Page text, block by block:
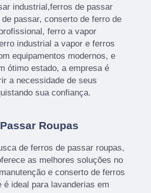
industrial,ferros de passar
passar, conserto de ferro de
ferro a vapor
industrial a vapor e ferros
equipamentos modernos, e
ótimo estado, a empresa é
a necessidade de seus
sua confiança.
Roupas
de ferros de passar roupas,
as melhores soluções no
e conserto de ferros
é ideal para lavanderias em